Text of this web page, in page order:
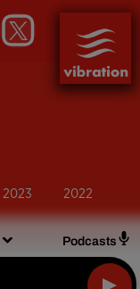
Podcasts
2023 2022